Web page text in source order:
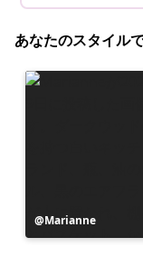
あなたのスタイル
投
稿
Marianne